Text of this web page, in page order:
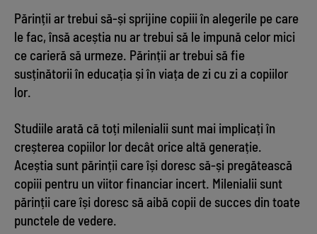
Părinții ar trebui să-și sprijine copiii în alegerile pe care
le fac, însă aceștia nu ar trebui să le impună celor mici
ce carieră să urmeze. Părinții ar trebui să fie
susținătorii în educația și în viața de zi cu zi a copiilor
lor.
Studiile arată că toți milenialii sunt mai implicați în
creșterea copiilor lor decât orice altă generație.
Aceștia sunt părinții care își doresc să-și pregătească
copiii pentru un viitor financiar incert. Milenialii sunt
părinții care își doresc să aibă copii de succes din toate
punctele de vedere.